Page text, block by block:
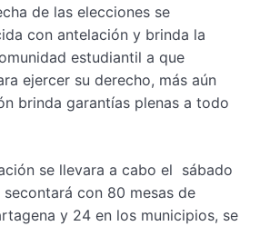
de las elecciones se
con antelación y brinda la
estudiantil a que
ejercer su derecho, más aún
brinda garantías plenas a todo
se llevara a cabo el sábado
con 80 mesas de
y 24 en los municipios, se